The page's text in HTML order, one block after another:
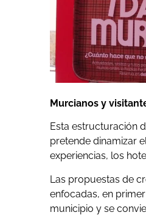
Murcianos y
Esta estructuración
pretende dinamizar
experiencias, los
Las propuestas de
enfocadas, en
municipio y se